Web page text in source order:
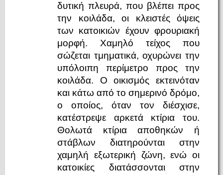
δυτική πλευρά, που βλέπει προς
την κοιλάδα, οι κλειστές όψεις
των κατοικιών έχουν φρουριακή
μορφή. Χαμηλό τείχος που
σώζεται τμηματικά, οχυρώνει την
υπόλοιπη περίμετρο προς την
κοιλάδα. Ο οικισμός εκτεινόταν
και κάτω από το σημερινό δρόμο,
ο οποίος, όταν τον διέσχισε,
κατέστρεψε αρκετά κτίρια του.
Θολωτά κτίρια αποθηκών ή
στάβλων διατηρούνται στην
χαμηλή εξωτερική ζώνη, ενώ οι
κατοικίες διατάσσονται στην